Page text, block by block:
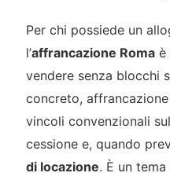
Per chi possiede un
l’affrancazione Romaè
vendere senza blocchi
concreto,
vincoli convenzionali
cessione e, quando
di locazione. È un